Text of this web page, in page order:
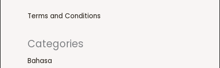
Terms and Conditions
Categories
Bahasa